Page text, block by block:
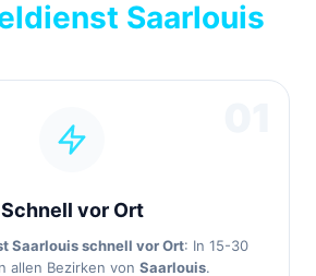
Saarlouis
Schnell vor Ort
Saarlouis schnell vor Ort: In 15-30
allen Bezirken von Saarlouis.